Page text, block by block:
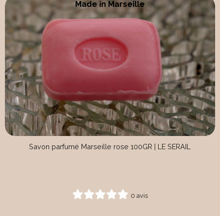
Savon parfumé Marseille rose 100GR | LE SERAIL
0 avis
Made in Marseille